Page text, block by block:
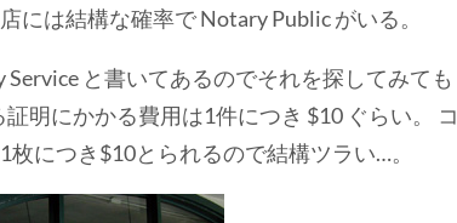
には結構な確率で Notary Public がいる。
と書いてあるのでそれを探してみても
明にかかる費用は1件につき $10 ぐらい。 コ
につき$10とられるので結構ツラい…。